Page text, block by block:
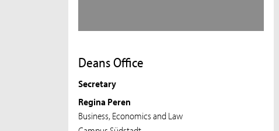
Deans Office
Secretary
Regina Peren
Business, Economics and Law